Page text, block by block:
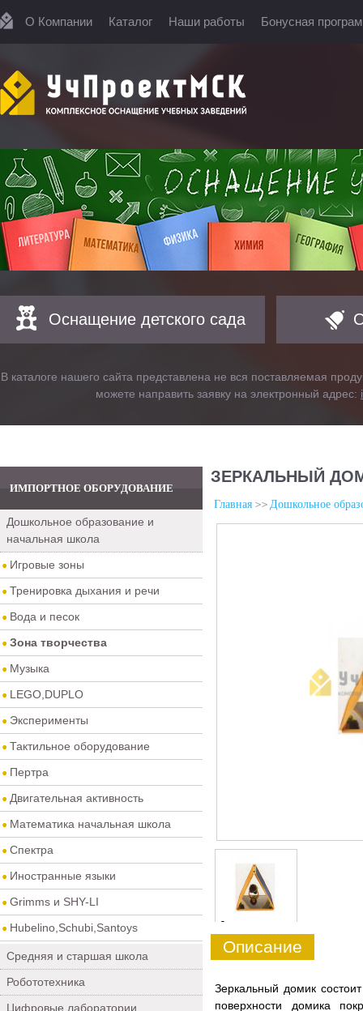
О Компании Каталог Наши работы Бонусная
Оснащение детского сада
В каталоге нашего сайта представлена не вся поставляемая
можете направить заявку на электронный адрес:
ИМПОРТНОЕ ОБОРУДОВАНИЕ
Дошкольное образование и
начальная школа
Игровые зоны
Тренировка дыхания и речи
Вода и песок
Зона творчества
Музыка
LEGO,DUPLO
Эксперименты
Тактильное оборудование
Пертра
Двигательная активность
Математика начальная школа
Спектра
Иностранные языки
Grimms и SHY-LI
Hubelino,Schubi,Santoys
Средняя и старшая школа
Робототехника
Цифровые лаборатории
ЗЕРКАЛЬНЫЙ
Главная Дошкольное
0
Описание
Зеркальный домик
поверхности домика